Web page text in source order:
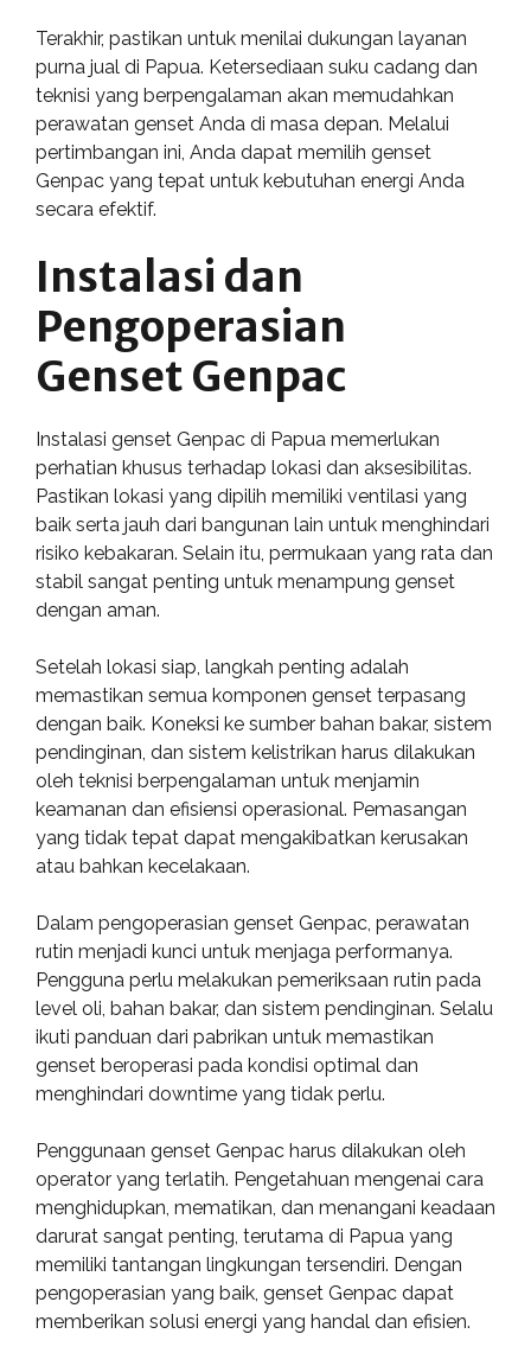
Terakhir, pastikan untuk menilai dukungan layanan
purna jual di Papua. Ketersediaan suku cadang dan
teknisi yang berpengalaman akan memudahkan
perawatan genset Anda di masa depan. Melalui
pertimbangan ini, Anda dapat memilih genset
Genpac yang tepat untuk kebutuhan energi Anda
secara efektif.
Instalasi dan
Pengoperasian
Genset Genpac
Instalasi genset Genpac di Papua memerlukan
perhatian khusus terhadap lokasi dan aksesibilitas.
Pastikan lokasi yang dipilih memiliki ventilasi yang
baik serta jauh dari bangunan lain untuk menghindari
risiko kebakaran. Selain itu, permukaan yang rata dan
stabil sangat penting untuk menampung genset
dengan aman.
Setelah lokasi siap, langkah penting adalah
memastikan semua komponen genset terpasang
dengan baik. Koneksi ke sumber bahan bakar, sistem
pendinginan, dan sistem kelistrikan harus dilakukan
oleh teknisi berpengalaman untuk menjamin
keamanan dan efisiensi operasional. Pemasangan
yang tidak tepat dapat mengakibatkan kerusakan
atau bahkan kecelakaan.
Dalam pengoperasian genset Genpac, perawatan
rutin menjadi kunci untuk menjaga performanya.
Pengguna perlu melakukan pemeriksaan rutin pada
level oli, bahan bakar, dan sistem pendinginan. Selalu
ikuti panduan dari pabrikan untuk memastikan
genset beroperasi pada kondisi optimal dan
menghindari downtime yang tidak perlu.
Penggunaan genset Genpac harus dilakukan oleh
operator yang terlatih. Pengetahuan mengenai cara
menghidupkan, mematikan, dan menangani keadaan
darurat sangat penting, terutama di Papua yang
memiliki tantangan lingkungan tersendiri. Dengan
pengoperasian yang baik, genset Genpac dapat
memberikan solusi energi yang handal dan efisien.